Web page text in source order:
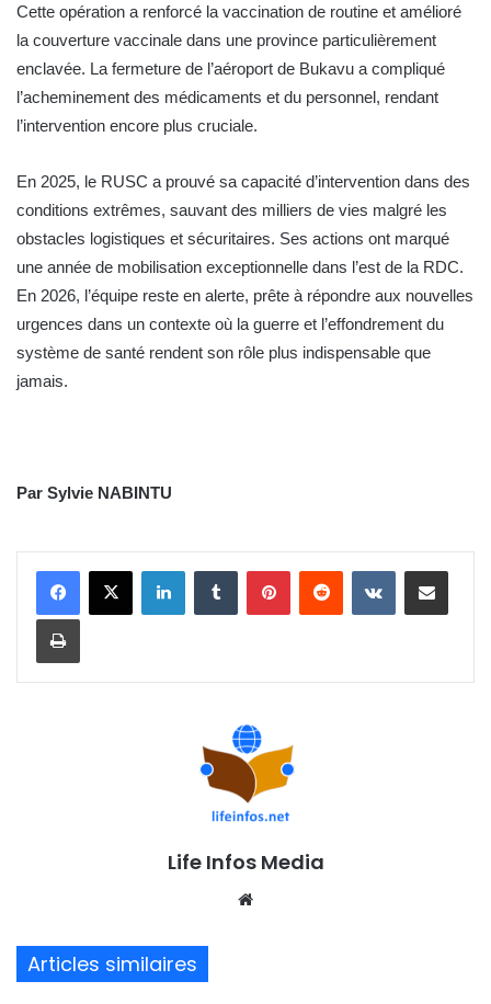
Cette opération a renforcé la vaccination de routine et amélioré
la couverture vaccinale dans une province particulièrement
enclavée. La fermeture de l’aéroport de Bukavu a compliqué
l’acheminement des médicaments et du personnel, rendant
l’intervention encore plus cruciale.
En 2025, le RUSC a prouvé sa capacité d’intervention dans des
conditions extrêmes, sauvant des milliers de vies malgré les
obstacles logistiques et sécuritaires. Ses actions ont marqué
une année de mobilisation exceptionnelle dans l’est de la RDC.
En 2026, l’équipe reste en alerte, prête à répondre aux nouvelles
urgences dans un contexte où la guerre et l’effondrement du
système de santé rendent son rôle plus indispensable que
jamais.
Par Sylvie NABINTU
Life Infos Media
Articles similaires